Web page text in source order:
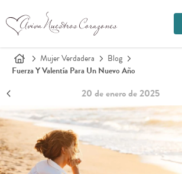
Mujer Verdadera
Blog
Fuerza Y Valentía Para Un Nuevo Año
20 de enero de 2025